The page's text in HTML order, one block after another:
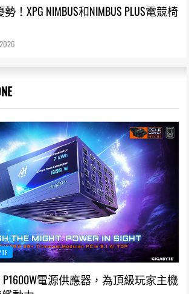
！XPG NIMBUS和NIMBUS PLUS電競椅
P1600W電源供應器，為頂級玩家主機